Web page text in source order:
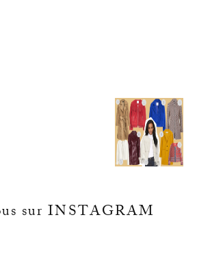
sur INSTAGRAM